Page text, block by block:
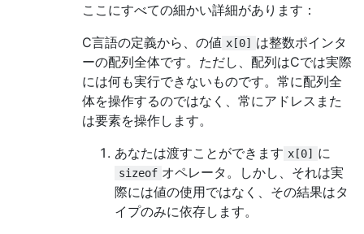
ここにすべての細かい詳細があります：
C言語の定義から、の値 x[0] は整数ポインタ
ーの配列全体です。ただし、配列はCでは実際
には何も実行できないものです。常に配列全
体を操作するのではなく、常にアドレスまた
は要素を操作します。
あなたは渡すことができます x[0] に
sizeof オペレータ。しかし、それは実
際には値の使用ではなく、その結果はタ
イプのみに依存します。